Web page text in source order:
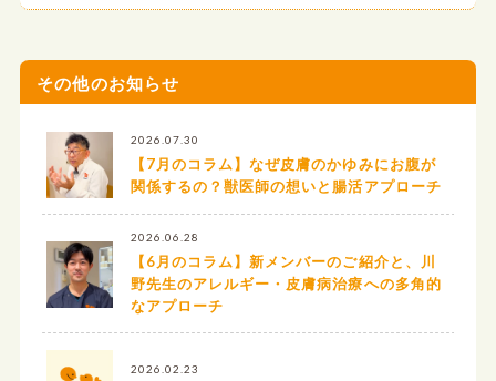
その他のお知らせ
2026.07.30
【7月のコラム】なぜ皮膚のかゆみにお腹が
関係するの？獣医師の想いと腸活アプローチ
2026.06.28
【6月のコラム】新メンバーのご紹介と、川
野先生のアレルギー・皮膚病治療への多角的
なアプローチ
2026.02.23